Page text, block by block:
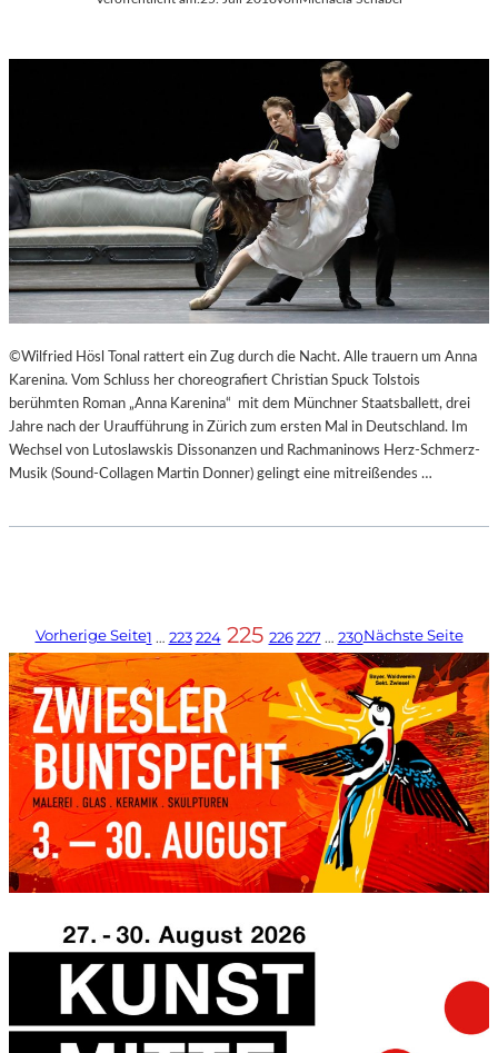
©Wilfried Hösl Tonal rattert ein Zug durch die Nacht. Alle trauern um Anna
Karenina. Vom Schluss her choreografiert Christian Spuck Tolstois
berühmten Roman „Anna Karenina“ mit dem Münchner Staatsballett, drei
Jahre nach der Uraufführung in Zürich zum ersten Mal in Deutschland. Im
Wechsel von Lutoslawskis Dissonanzen und Rachmaninows Herz-Schmerz-
Musik (Sound-Collagen Martin Donner) gelingt eine mitreißendes …
Vorherige Seite1 … 223 224 225 226 227 … 230Nächste Seite